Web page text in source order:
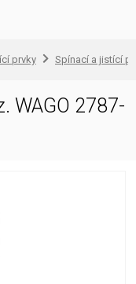
prvky Spínací a jistící
WAGO 2787-